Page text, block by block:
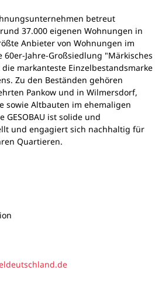
betreut
37.000 eigenen Wohnungen in
Anbieter von Wohnungen im
Jahre-Großsiedlung "Märkisches
markanteste Einzelbestandsmarke
Zu den Beständen gehören
Pankow und in Wilmersdorf,
sowie Altbauten im ehemaligen
ist solide und
und engagiert sich nachhaltig für
Quartieren.